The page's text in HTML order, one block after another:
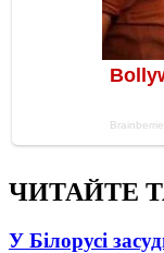
ЧИТАЙТЕ
У Білорусі